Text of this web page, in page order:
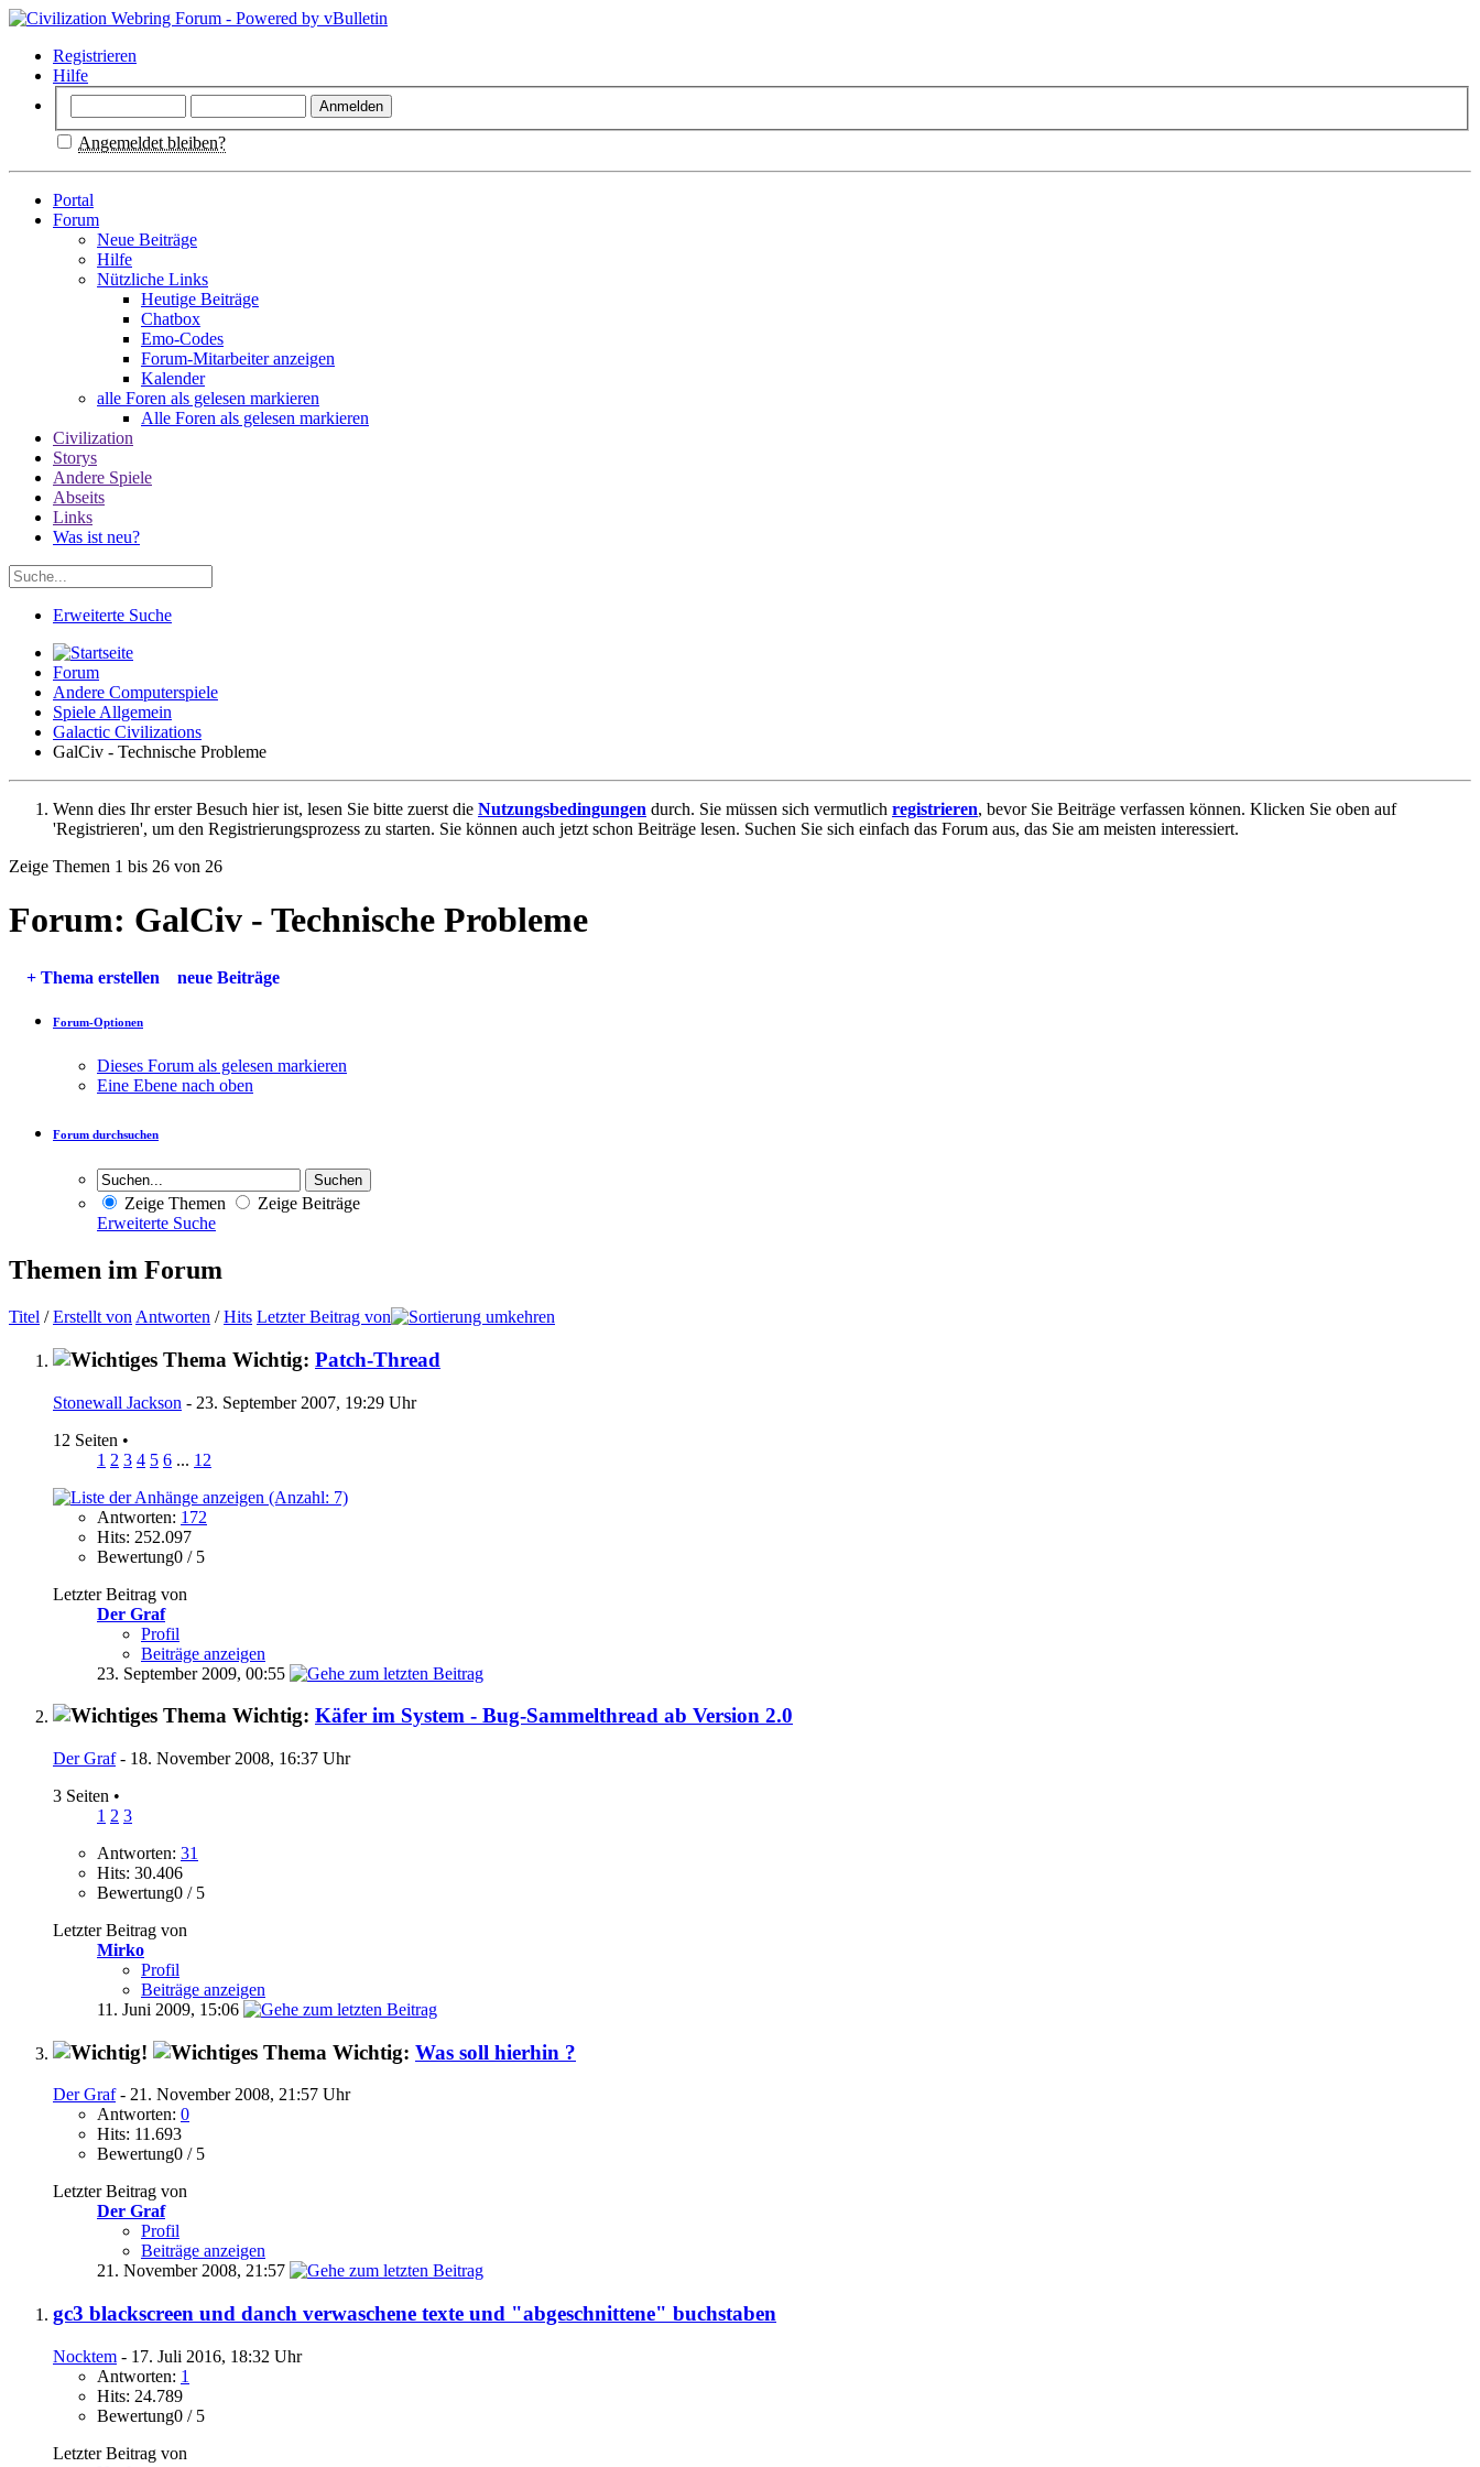
Registrieren
Hilfe
Angemeldet bleiben?
Portal
Forum
Neue Beiträge
Hilfe
Nützliche Links
Heutige Beiträge
Chatbox
Emo-Codes
Forum-Mitarbeiter anzeigen
Kalender
alle Foren als gelesen markieren
Alle Foren als gelesen markieren
Civilization
Storys
Andere Spiele
Abseits
Links
Was ist neu?
Erweiterte Suche
Forum
Andere Computerspiele
Spiele Allgemein
Galactic Civilizations
GalCiv - Technische Probleme
Wenn dies Ihr erster Besuch hier ist, lesen Sie bitte zuerst die Nutzungsbedingungen durch. Sie müssen sich vermutlich registrieren, bevor Sie Beiträge verfassen können. Klicken Sie oben auf
'Registrieren', um den Registrierungsprozess zu starten. Sie können auch jetzt schon Beiträge lesen. Suchen Sie sich einfach das Forum aus, das Sie am meisten interessiert.
Zeige Themen 1 bis 26 von 26
Forum: GalCiv - Technische Probleme
+ Thema erstellen neue Beiträge
Forum-Optionen
Dieses Forum als gelesen markieren
Eine Ebene nach oben
Forum durchsuchen
Zeige Themen
Zeige Beiträge
Erweiterte Suche
Themen im Forum
Titel /Erstellt von Antworten /Hits Letzter Beitrag von
Wichtig: Patch-Thread
Stonewall Jackson - 23. September 2007, 19:29 Uhr
12 Seiten •
1 2 3 4 5 6 ... 12
Antworten: 172
Hits: 252.097
Bewertung0 / 5
Letzter Beitrag von
Der Graf
Profil
Beiträge anzeigen
23. September 2009, 00:55
Wichtig: Käfer im System - Bug-Sammelthread ab Version 2.0
Der Graf- 18. November 2008, 16:37 Uhr
3 Seiten •
1 2 3
Antworten: 31
Hits: 30.406
Bewertung0 / 5
Letzter Beitrag von
Mirko
Profil
Beiträge anzeigen
11. Juni 2009, 15:06
Wichtig: Was soll hierhin ?
Der Graf- 21. November 2008, 21:57 Uhr
Antworten: 0
Hits: 11.693
Bewertung0 / 5
Letzter Beitrag von
Der Graf
Profil
Beiträge anzeigen
21. November 2008, 21:57
gc3 blackscreen und danch verwaschene texte und "abgeschnittene" buchstaben
Nocktem - 17. Juli 2016, 18:32 Uhr
Antworten: 1
Hits: 24.789
Bewertung0 / 5
Letzter Beitrag von